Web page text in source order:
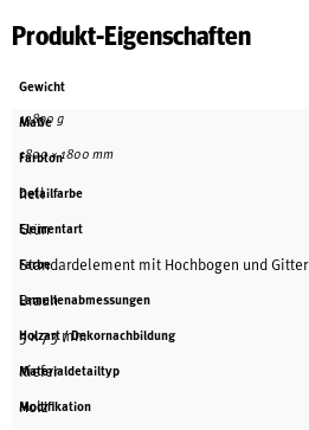
Kontakt & Anfahrt
Über uns
Geschichte
Produkt-Eigenschaften
Gewicht
13890 g
Maße
1800 × 1800 mm
Farbton
hell
Detailfarbe
Grün
Elementart
Standardelement mit Hochbogen und Gitter
Farbe
Braun
Lamellenabmessungen
5 x 73 mm
Holzart / Dekornachbildung
Kiefer
Materialdetailtyp
Holz
Modifikation